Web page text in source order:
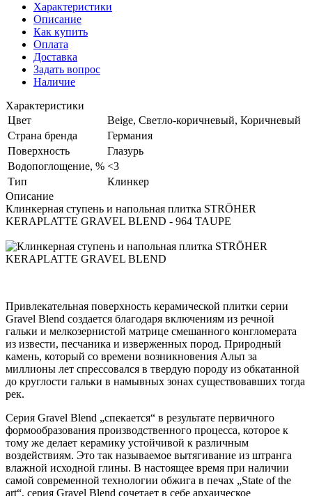
Характеристики
Описание
Как купить
Оплата
Доставка
Задать вопрос
Наличие
Характеристики
Цвет
Beige, Светло-коричневый, Коричневый
Страна бренда
Германия
Поверхность
Глазурь
Водопоглощение, % <3
Тип
Клинкер
Описание
Клинкерная ступень и напольная плитка STRÖHER
KERAPLATTE GRAVEL BLEND - 964 TAUPE
Привлекательная поверхность керамической плитки серии
Gravel Blend создается благодаря включениям из речной
гальки и мелкозернистой матрице смешанного конгломерата
из извести, песчаника и изверженных пород. Природный
камень, который со времени возникновения Альп за
миллионы лет спрессовался в твердую породу из обкатанной
до круглости гальки в намывных зонах существовавших тогда
рек.
Серия Gravel Blend „спекается“ в результате первичного
формообразования производственного процесса, которое к
тому же делает керамику устойчивой к различным
воздействиям. Это так называемое вытягивание из штранга
влажной исходной глины. В настоящее время при наличии
самой современной технологии обжига в печах „State of the
art“, серия Gravel Blend сочетает в себе архаическое